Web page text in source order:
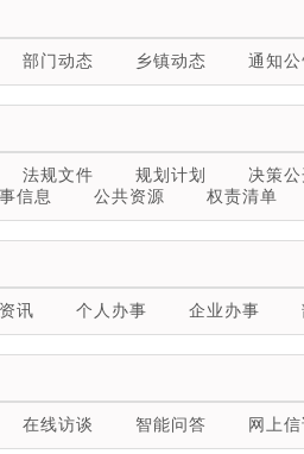
部门动态 乡镇动态 通知
法规文件 规划计划
决策
信息 公共资源 权责清单
讯 个人办事 企业办事
在线访谈 智能问答 网上